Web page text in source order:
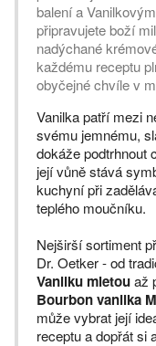
balení a
připravujete boží
nadýchané
každému receptu
obyčejné chvíle v
Vanilka patří mezi
svému jemnému,
dokáže podtrhnout
její vůně stává
kuchyní při
teplého moučníku.
Nejširší sortiment
Dr. Oetker - od
Vanilku mletouaž
Bourbon vanilka
může vybrat její
receptu a dopřát si